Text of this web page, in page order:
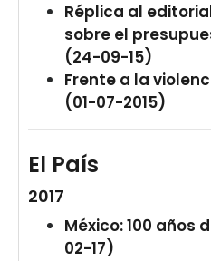
Réplica al
sobre el
(24-09-15)
Frente a la
(01-07-2015)
El País
2017
México: 100 años
02-17)